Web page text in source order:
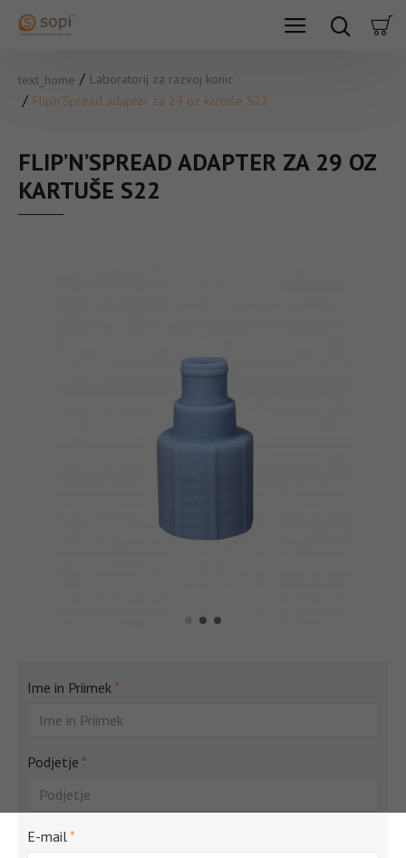
text_home
Laboratorij za razvoj konic
Flip’n’Spread adapter za 29 oz kartuše S22
FLIP’N’SPREAD ADAPTER ZA 29 OZ
KARTUŠE S22
Ime in Priimek
Podjetje
E-mail